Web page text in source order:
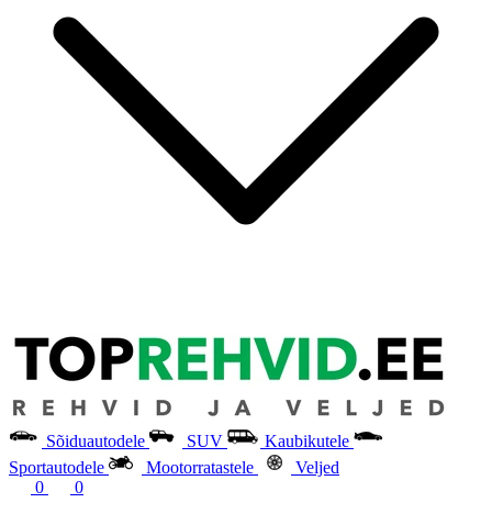
Sõiduautodele SUV
Kaubikutele
Sportautodele
Mootorratastele
Veljed
0
0